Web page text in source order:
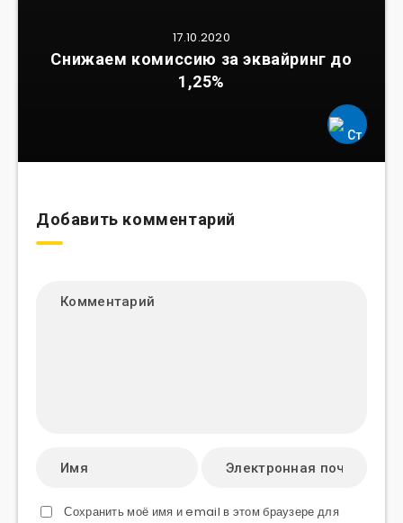
17.10.2020
Снижаем комиссию за эквайринг до
1,25%
Добавить комментарий
Сохранить моё имя и email в этом браузере для